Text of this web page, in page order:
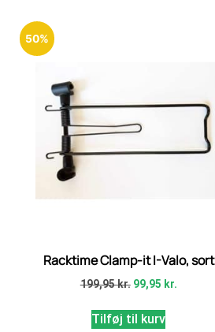
50%
Racktime Clamp-it I-Valo, sort
199,95kr. 99,95 kr.
Tilføj til kurv